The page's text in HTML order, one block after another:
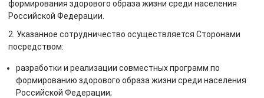
формирования здорового образа жизни среди населения
Российской Федерации.
2. Указанное сотрудничество осуществляется Сторонами
посредством:
разработки и реализации совместных программ по
формированию здорового образа жизни среди населения
Российской Федерации;